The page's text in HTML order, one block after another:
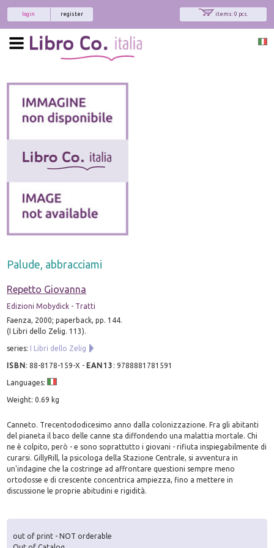
items: 0 pcs.
register
login
Palude, abbracciami
Repetto Giovanna
Edizioni Mobydick - Tratti
Faenza, 2000; paperback, pp. 144.
(I Libri dello Zelig. 113).
series: I Libri dello Zelig
ISBN:88-8178-159-X - EAN13 :9788881781591
Languages:
Weight: 0.69 kg
Canneto. Trecentododicesimo anno dalla colonizzazione. Fra gli abitanti
del pianeta il baco delle canne sta diffondendo una malattia mortale. Chi
ne è colpito, però - e sono soprattutto i giovani - rifiuta inspiegabilmente di
curarsi. GillyRill, la psicologa della Stazione Centrale, si avventura in
un'indagine che la costringe ad affrontare questioni sempre meno
ortodosse e di crescente concentrica ampiezza, fino a mettere in
discussione le proprie abitudini e rigidità.
out of print - NOT orderable